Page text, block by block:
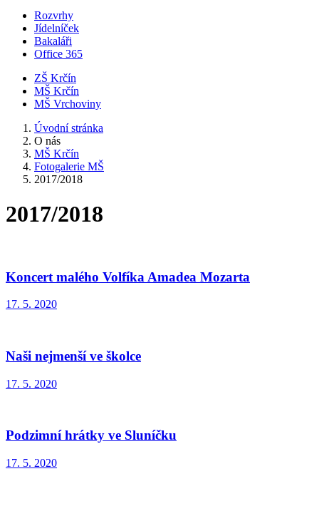
Rozvrhy
Jídelníček
Bakaláři
Office 365
ZŠ Krčín
MŠ Krčín
MŠ Vrchoviny
Úvodní stránka
O nás
MŠ Krčín
Fotogalerie MŠ
2017/2018
2017/2018
Koncert malého Volfíka Amadea Mozarta
17. 5. 2020
Naši nejmenší ve školce
17. 5. 2020
Podzimní hrátky ve Sluníčku
17. 5. 2020